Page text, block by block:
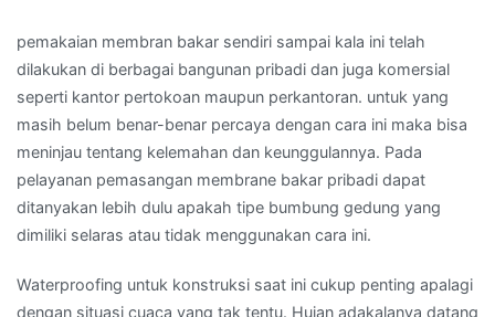
pemakaian membran bakar sendiri sampai kala ini telah
dilakukan di berbagai bangunan pribadi dan juga komersial
seperti kantor pertokoan maupun perkantoran. untuk yang
masih belum benar-benar percaya dengan cara ini maka bisa
meninjau tentang kelemahan dan keunggulannya. Pada
pelayanan pemasangan membrane bakar pribadi dapat
ditanyakan lebih dulu apakah tipe bumbung gedung yang
dimiliki selaras atau tidak menggunakan cara ini.
Waterproofing untuk konstruksi saat ini cukup penting apalagi
dengan situasi cuaca yang tak tentu. Hujan adakalanya datang